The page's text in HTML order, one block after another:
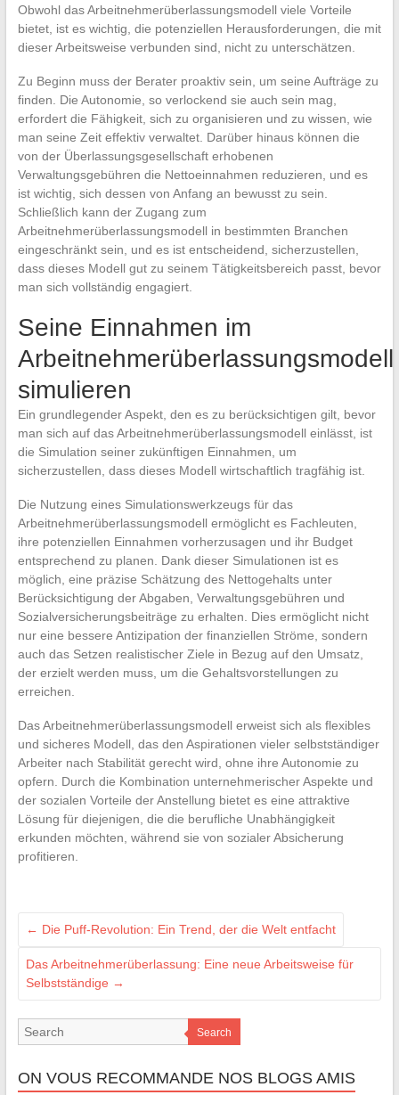
Obwohl das Arbeitnehmerüberlassungsmodell viele Vorteile
bietet, ist es wichtig, die potenziellen Herausforderungen, die mit
dieser Arbeitsweise verbunden sind, nicht zu unterschätzen.
Zu Beginn muss der Berater proaktiv sein, um seine Aufträge zu
finden. Die Autonomie, so verlockend sie auch sein mag,
erfordert die Fähigkeit, sich zu organisieren und zu wissen, wie
man seine Zeit effektiv verwaltet. Darüber hinaus können die
von der Überlassungsgesellschaft erhobenen
Verwaltungsgebühren die Nettoeinnahmen reduzieren, und es
ist wichtig, sich dessen von Anfang an bewusst zu sein.
Schließlich kann der Zugang zum
Arbeitnehmerüberlassungsmodell in bestimmten Branchen
eingeschränkt sein, und es ist entscheidend, sicherzustellen,
dass dieses Modell gut zu seinem Tätigkeitsbereich passt, bevor
man sich vollständig engagiert.
Seine Einnahmen im
Arbeitnehmerüberlassungsmodell
simulieren
Ein grundlegender Aspekt, den es zu berücksichtigen gilt, bevor
man sich auf das Arbeitnehmerüberlassungsmodell einlässt, ist
die Simulation seiner zukünftigen Einnahmen, um
sicherzustellen, dass dieses Modell wirtschaftlich tragfähig ist.
Die Nutzung eines Simulationswerkzeugs für das
Arbeitnehmerüberlassungsmodell ermöglicht es Fachleuten,
ihre potenziellen Einnahmen vorherzusagen und ihr Budget
entsprechend zu planen. Dank dieser Simulationen ist es
möglich, eine präzise Schätzung des Nettogehalts unter
Berücksichtigung der Abgaben, Verwaltungsgebühren und
Sozialversicherungsbeiträge zu erhalten. Dies ermöglicht nicht
nur eine bessere Antizipation der finanziellen Ströme, sondern
auch das Setzen realistischer Ziele in Bezug auf den Umsatz,
der erzielt werden muss, um die Gehaltsvorstellungen zu
erreichen.
Das Arbeitnehmerüberlassungsmodell erweist sich als flexibles
und sicheres Modell, das den Aspirationen vieler selbstständiger
Arbeiter nach Stabilität gerecht wird, ohne ihre Autonomie zu
opfern. Durch die Kombination unternehmerischer Aspekte und
der sozialen Vorteile der Anstellung bietet es eine attraktive
Lösung für diejenigen, die die berufliche Unabhängigkeit
erkunden möchten, während sie von sozialer Absicherung
profitieren.
← Die Puff-Revolution: Ein Trend, der die Welt entfacht
Das Arbeitnehmerüberlassung: Eine neue Arbeitsweise für
Selbstständige →
Search
ON VOUS RECOMMANDE NOS BLOGS AMIS